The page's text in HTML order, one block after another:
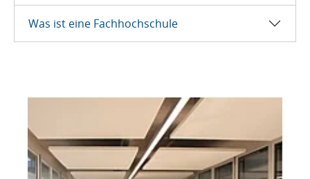
Was ist eine Fachhochschule